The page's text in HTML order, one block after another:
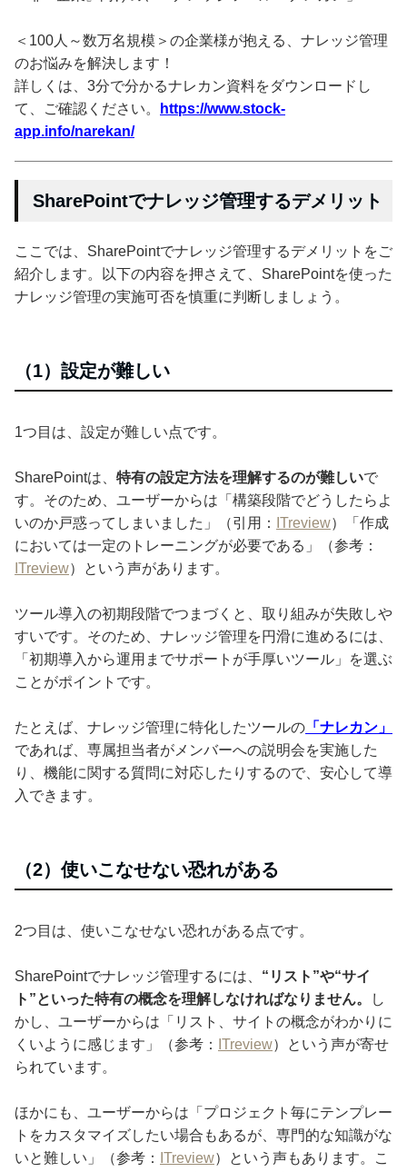
＜100人～数万名規模＞の企業様が抱える、ナレッジ管理
のお悩みを解決します！
詳しくは、3分で分かるナレカン資料をダウンロードし
て、ご確認ください。
https://www.stock-
app.info/narekan/
SharePointでナレッジ管理するデメリット
ここでは、SharePointでナレッジ管理するデメリットをご
紹介します。以下の内容を押さえて、SharePointを使った
ナレッジ管理の実施可否を慎重に判断しましょう。
（1）設定が難しい
1つ目は、設定が難しい点です。
SharePointは、 特有の設定方法を理解するのが難しいで
す。そのため、ユーザーからは「構築段階でどうしたらよ
いのか戸惑ってしまいました」（引用：
ITreview）「作成
においては一定のトレーニングが必要である」（参考：
ITreview）という声があります。
ツール導入の初期段階でつまづくと、取り組みが失敗しや
すいです。そのため、ナレッジ管理を円滑に進めるには、
「初期導入から運用までサポートが手厚いツール」を選ぶ
ことがポイントです。
たとえば、ナレッジ管理に特化したツールの 「ナレカン」
であれば、専属担当者がメンバーへの説明会を実施した
り、機能に関する質問に対応したりするので、安心して導
入できます。
（2）使いこなせない恐れがある
2つ目は、使いこなせない恐れがある点です。
SharePointでナレッジ管理するには、 “リスト”や“サイ
ト”といった特有の概念を理解しなければなりません。
し
かし、ユーザーからは「リスト、サイトの概念がわかりに
くいように感じます」（参考：
ITreview）という声が寄せ
られています。
ほかにも、ユーザーからは「プロジェクト毎にテンプレー
トをカスタマイズしたい場合もあるが、専門的な知識がな
いと難しい」（参考：
ITreview）という声もあります。こ